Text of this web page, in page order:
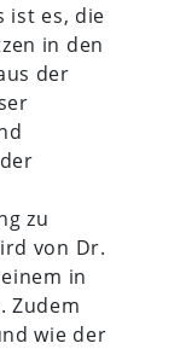
ist es, die
in den
der
zu
von Dr.
in
Zudem
wie der